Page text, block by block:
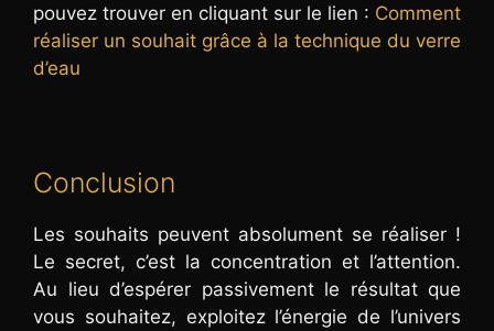
pouvez trouver en cliquant sur le lien : Comment
réaliser un souhait grâce à la technique du verre
d’eau
Conclusion
Les souhaits peuvent absolument se réaliser !
Le secret, c’est la concentration et l’attention.
Au lieu d’espérer passivement le résultat que
vous souhaitez, exploitez l’énergie de l’univers